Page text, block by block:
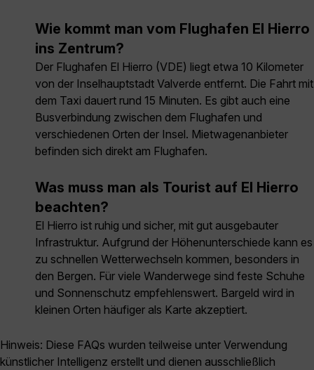
Wie kommt man vom Flughafen El Hierro
ins Zentrum?
Der Flughafen El Hierro (VDE) liegt etwa 10 Kilometer
von der Inselhauptstadt Valverde entfernt. Die Fahrt mit
dem Taxi dauert rund 15 Minuten. Es gibt auch eine
Busverbindung zwischen dem Flughafen und
verschiedenen Orten der Insel. Mietwagenanbieter
befinden sich direkt am Flughafen.
Was muss man als Tourist auf El Hierro
beachten?
El Hierro ist ruhig und sicher, mit gut ausgebauter
Infrastruktur. Aufgrund der Höhenunterschiede kann es
zu schnellen Wetterwechseln kommen, besonders in
den Bergen. Für viele Wanderwege sind feste Schuhe
und Sonnenschutz empfehlenswert. Bargeld wird in
kleinen Orten häufiger als Karte akzeptiert.
Hinweis: Diese FAQs wurden teilweise unter Verwendung
künstlicher Intelligenz erstellt und dienen ausschließlich